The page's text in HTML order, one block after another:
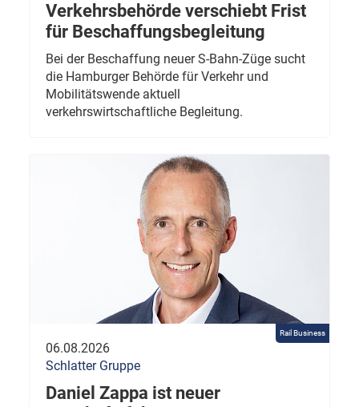
Verkehrsbehörde verschiebt Frist
für Beschaffungsbegleitung
Bei der Beschaffung neuer S-Bahn-Züge sucht
die Hamburger Behörde für Verkehr und
Mobilitätswende aktuell
verkehrswirtschaftliche Begleitung.
Rail Business
06.08.2026
Schlatter Gruppe
Daniel Zappa ist neuer